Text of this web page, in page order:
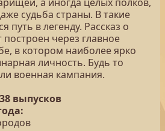
судьба страны. В такие
путь в легенду. Рассказ о
через главное
в котором наиболее ярко
личность. Будь то
военная кампания.
38 выпусков